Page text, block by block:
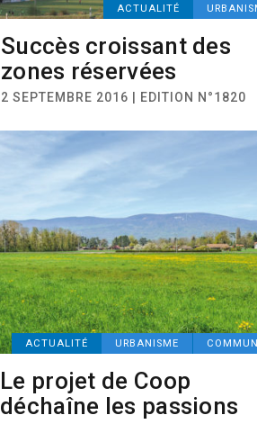
ACTUALITÉ
Succès croissant des
zones réservées
2 SEPTEMBRE 2016 | EDITION N°1820
ACTUALITÉ URBANISME
Le projet de Coop
déchaîne les passions